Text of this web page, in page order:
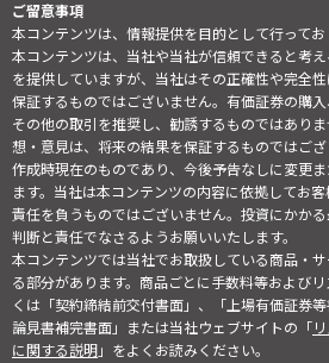
ご留意事項
本コンテンツは、情報提供を目的として行ってお
本コンテンツは、当社や当社が信頼できると考
を提供していますが、当社はその正確性や完全
保証するものではございません。有価証券の購入
その他の取引を推奨し、勧誘するものではあり
想・意見は、将来の結果を保証するものではご
作成時現在のものであり、今後予告なしに変更
ます。当社は本コンテンツの内容に依拠してお
責任を負うものではございません。投資にかか
判断と責任でなさるようお願いいたします。
本コンテンツでは当社でお取扱している商品・
る部分があります。商品ごとに手数料等および
くは「契約締結前交付書面」、「上場有価証券
論見書補完書面」または当社ウェブサイトの「
に関する説明」をよくお読みください。